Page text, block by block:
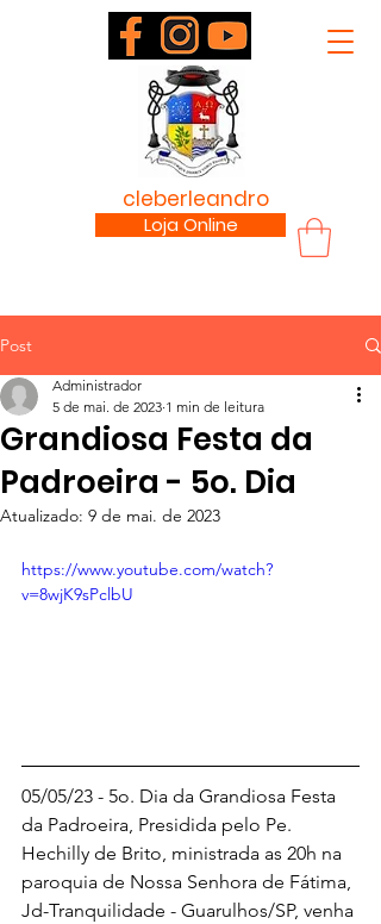
cleberleandro
Loja Online
Post
Grandiosa Festa da
Padroeira - 5o. Dia
Administrador
5 de mai. de 2023 1 min de leitura
Atualizado: 9 de mai. de 2023
https://www.youtube.com/watch?
v=8wjK9sPclbU
05/05/23 - 5o. Dia da Grandiosa Festa
da Padroeira, Presidida pelo Pe.
Hechilly de Brito, ministrada as 20h na
paroquia de Nossa Senhora de Fátima,
Jd-Tranquilidade - Guarulhos/SP, venha